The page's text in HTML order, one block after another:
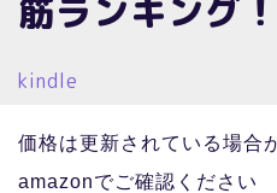
筋ランキング！
kindle
価格は更新されている場合
amazonでご確認ください